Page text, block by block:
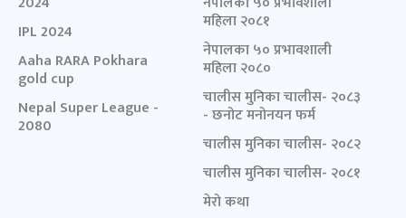
IPL 2024
Aaha RARA Pokhara
gold cup
Nepal Super League -
2080
महिला २०८१
नेपालका ५० प्रभावशाली
महिला २०८०
चालीस मुनिका चालीस- २०८३
- छनोट मनोनयन फर्म
चालीस मुनिका चालीस- २०८२
चालीस मुनिका चालीस- २०८१
मेरो कथा